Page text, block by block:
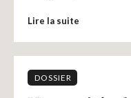
Lire la suite
DOSSIER